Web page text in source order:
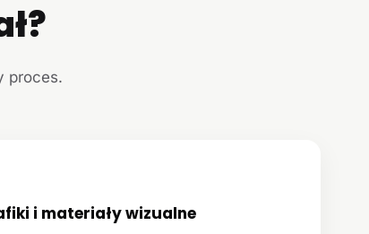
proces.
i materiały wizualne